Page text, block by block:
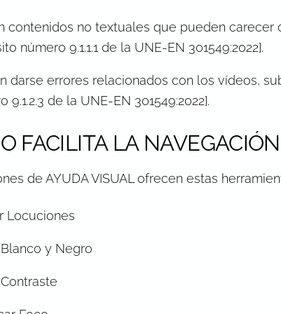
contenidos no textuales que pueden
número 9.1.1.1 de la UNE-EN 301549:2022].
darse errores relacionados con los vídeos,
9.1.2.3 de la UNE-EN 301549:2022].
FACILITA LA
de AYUDA VISUAL ofrecen estas
Locuciones
y Negro